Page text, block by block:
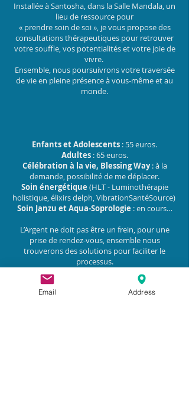
Installée à Santosha, dans la Salle Mandala, un
lieu de ressource pour
« prendre soin de soi », je vous propose des
consultations thérapeutiques pour retrouver
votre souffle, vos potentialités et votre joie de
vivre.
Ensemble, nous poursuivrons votre traversée
de vie en pleine présence à vous-même et au
monde.
Enfants et Adolescents : 55 euros.
Adultes: 65 euros.
Célébration à la vie, Blessing Way: à la
demande, possibilité de me déplacer.
Soin énergétique (HLT - Luminothérapie
holistique, élixirs delph, VibrationSantéSource)
Soin Janzu et Aqua-Soprologie : en cours…
L’Argent ne doit pas être un frein, pour une
prise de rendez-vous, ensemble nous
trouverons des solutions pour faciliter le
processus.
Pour Rappel: dispositif
Mon soutien psy
uniquement pour les prises en charges famille,
Email Address